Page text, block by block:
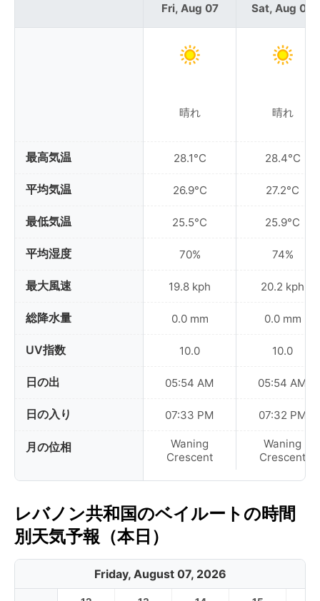
最高気温
平均気温
最低気温
平均湿度
最大風速
総降水量
UV指数
日の出
日の入り
月の位相
Fri, Aug 07
晴れ
28.1°C
26.9°C
25.5°C
70%
19.8 kph
0.0 mm
10.0
05:54 AM
07:33 PM
Waning
Crescent
Sat, Aug 08
晴れ
28.4°C
27.2°C
25.9°C
74%
20.2 kph
0.0 mm
10.0
05:54 AM
07:32 PM
Waning
Crescent
レバノン共和国のベイルートの時間
別天気予報（本日）
Friday, August 07, 2026